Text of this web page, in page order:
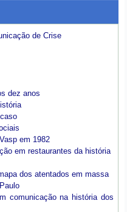
de Crise
dez anos
em 1982
em restaurantes da história
dos atentados em massa
comunicação na história dos